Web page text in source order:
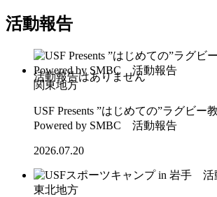
活動報告
関東地方
USF Presents ”はじめての”ラグビー
Powered by SMBC 活動報告
2026.07.20
東北地方